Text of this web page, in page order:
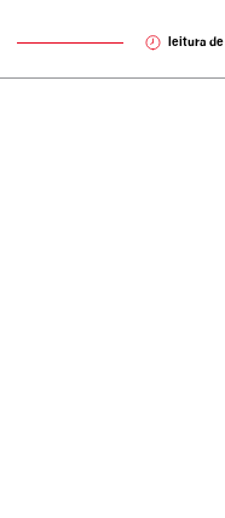
leitura de